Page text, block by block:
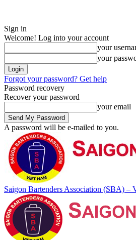
Sign in
Welcome! Log into your account
your
your
Forgot your password? Get help
Password recovery
Recover your password
your email
A password will be e-mailed to you.
Saigon Bartenders Association (SBA) –